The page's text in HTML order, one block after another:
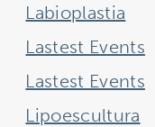
Labioplastia
Lastest Events
Lastest Events
Lipoescultura